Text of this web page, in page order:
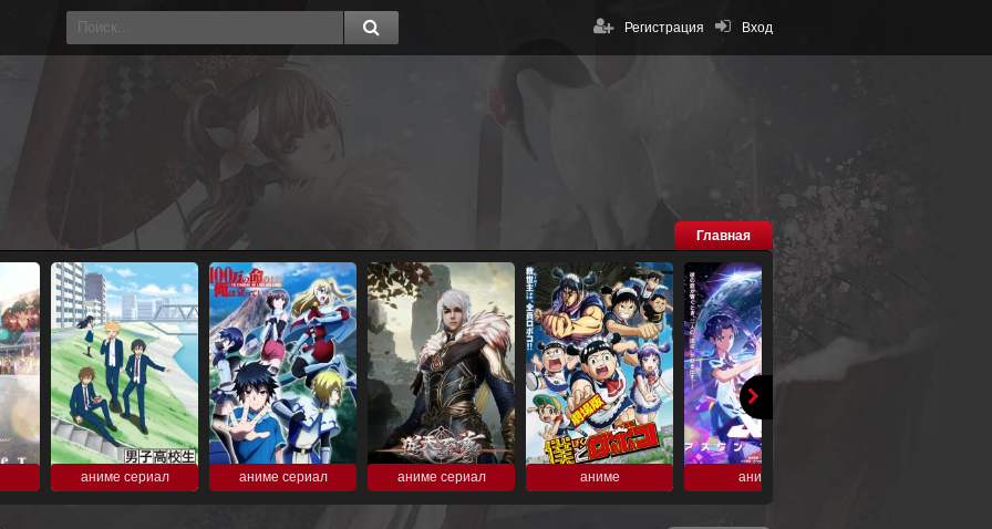
Вход
Регистрация
Главная
аниме сериал аниме сериал аниме сериал аниме аниме